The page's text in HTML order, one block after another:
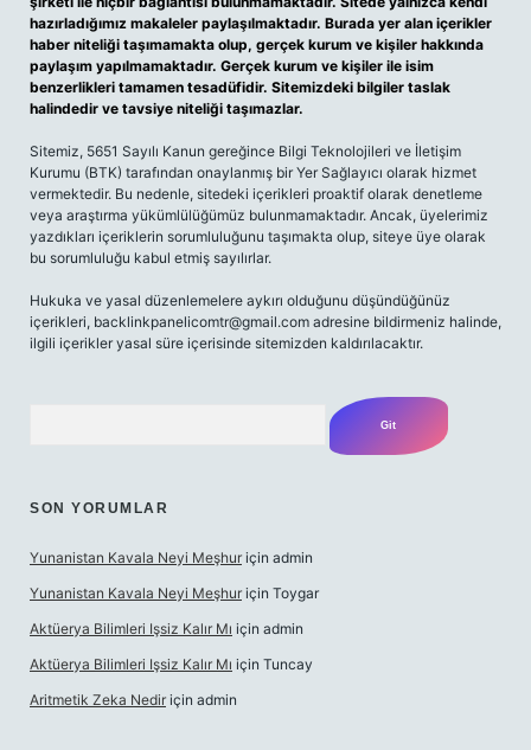
hazırladığımız makaleler paylaşılmaktadır. Burada yer alan içerikler
haber niteliği taşımamakta olup, gerçek kurum ve kişiler hakkında
paylaşım yapılmamaktadır. Gerçek kurum ve kişiler ile isim
benzerlikleri tamamen tesadüfidir. Sitemizdeki bilgiler taslak
halindedir ve tavsiye niteliği taşımazlar.
Sitemiz, 5651 Sayılı Kanun gereğince Bilgi Teknolojileri ve İletişim
Kurumu (BTK) tarafından onaylanmış bir Yer Sağlayıcı olarak hizmet
vermektedir. Bu nedenle, sitedeki içerikleri proaktif olarak denetleme
veya araştırma yükümlülüğümüz bulunmamaktadır. Ancak, üyelerimiz
yazdıkları içeriklerin sorumluluğunu taşımakta olup, siteye üye olarak
bu sorumluluğu kabul etmiş sayılırlar.
Hukuka ve yasal düzenlemelere aykırı olduğunu düşündüğünüz
içerikleri, backlinkpanelicomtr@gmail.com adresine bildirmeniz halinde,
ilgili içerikler yasal süre içerisinde sitemizden kaldırılacaktır.
SON YORUMLAR
Yunanistan Kavala Neyi Meşhur için admin
Yunanistan Kavala Neyi Meşhur için Toygar
Aktüerya Bilimleri Işsiz Kalır Mı için admin
Aktüerya Bilimleri Işsiz Kalır Mı için Tuncay
Aritmetik Zeka Nedir için admin